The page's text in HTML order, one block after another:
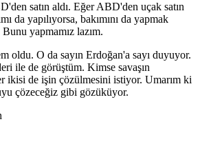
satın aldı. Eğer ABD'den uçak satın
da yapılıyorsa, bakımını da yapmak
yapmamız lazım.
oldu. O da sayın Erdoğan'a sayı duyuyor.
ile de görüştüm. Kimse savaşın
ikisi de işin çözülmesini istiyor. Umarım ki
çözeceğiz gibi gözüküyor.